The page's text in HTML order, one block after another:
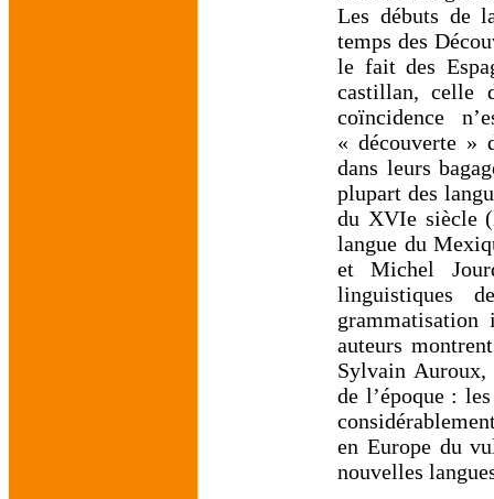
Les débuts de
temps des
le fait des
castillan, celle
coïncidence
« découverte »
dans leurs
plupart des
du XVIe siècle
langue du
et Michel
linguistiques
grammatisation
auteurs
Sylvain
de l’époque :
en Europe du
nouvelles